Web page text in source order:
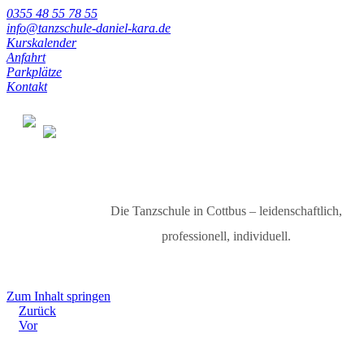
0355 48 55 78 55
info@tanzschule-daniel-kara.de
Kurskalender
Anfahrt
Parkplätze
Kontakt
Die Tanzschule in Cottbus – leidenschaftlich,
professionell, individuell.
Zum Inhalt springen
Zurück
Vor